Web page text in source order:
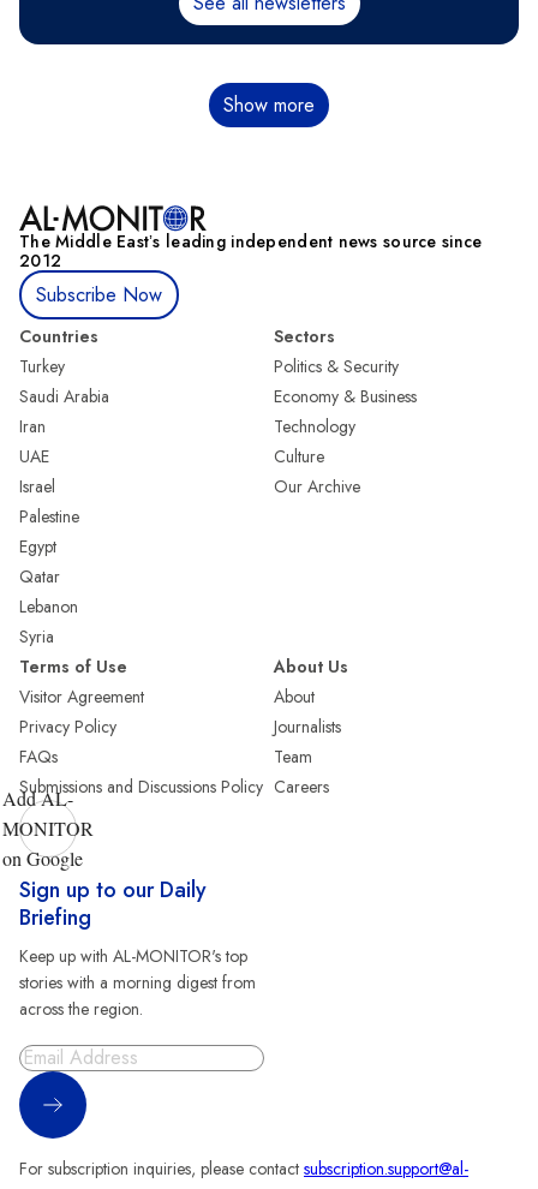
Show more
The Middle Eastʼs leading independent news source since
2012
Subscribe Now
Countries
Turkey
Saudi Arabia
Iran
UAE
Israel
Palestine
Egypt
Qatar
Lebanon
Syria
Sectors
Politics & Security
Economy & Business
Technology
Culture
Our Archive
Terms of Use
Visitor Agreement
Privacy Policy
FAQs
Submissions and Discussions Policy
About Us
About
Journalists
Team
Careers
Add AL-
MONITOR
on Google
Sign up to our Daily
Briefing
Keep up with AL-MONITOR's top
stories with a morning digest from
across the region.
Sign Up
For subscription inquiries, please contact subscription.support@al-